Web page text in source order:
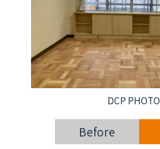
Before
DCP PHOTO